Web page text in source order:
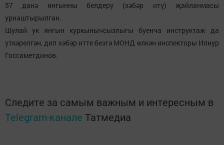
57 данә янгынны белдерү (хәбәр итү) җайланмасы
урнаштырылган.
Шулай ук янгын куркынычсызлыгы буенча инструктаж да
үткәрелгән, дип хәбәр итте безгә МОНД өлкән инспекторы Илнур
Госсаметдинов.
Следите за самым важным и интересным в
Telegram-канале Татмедиа